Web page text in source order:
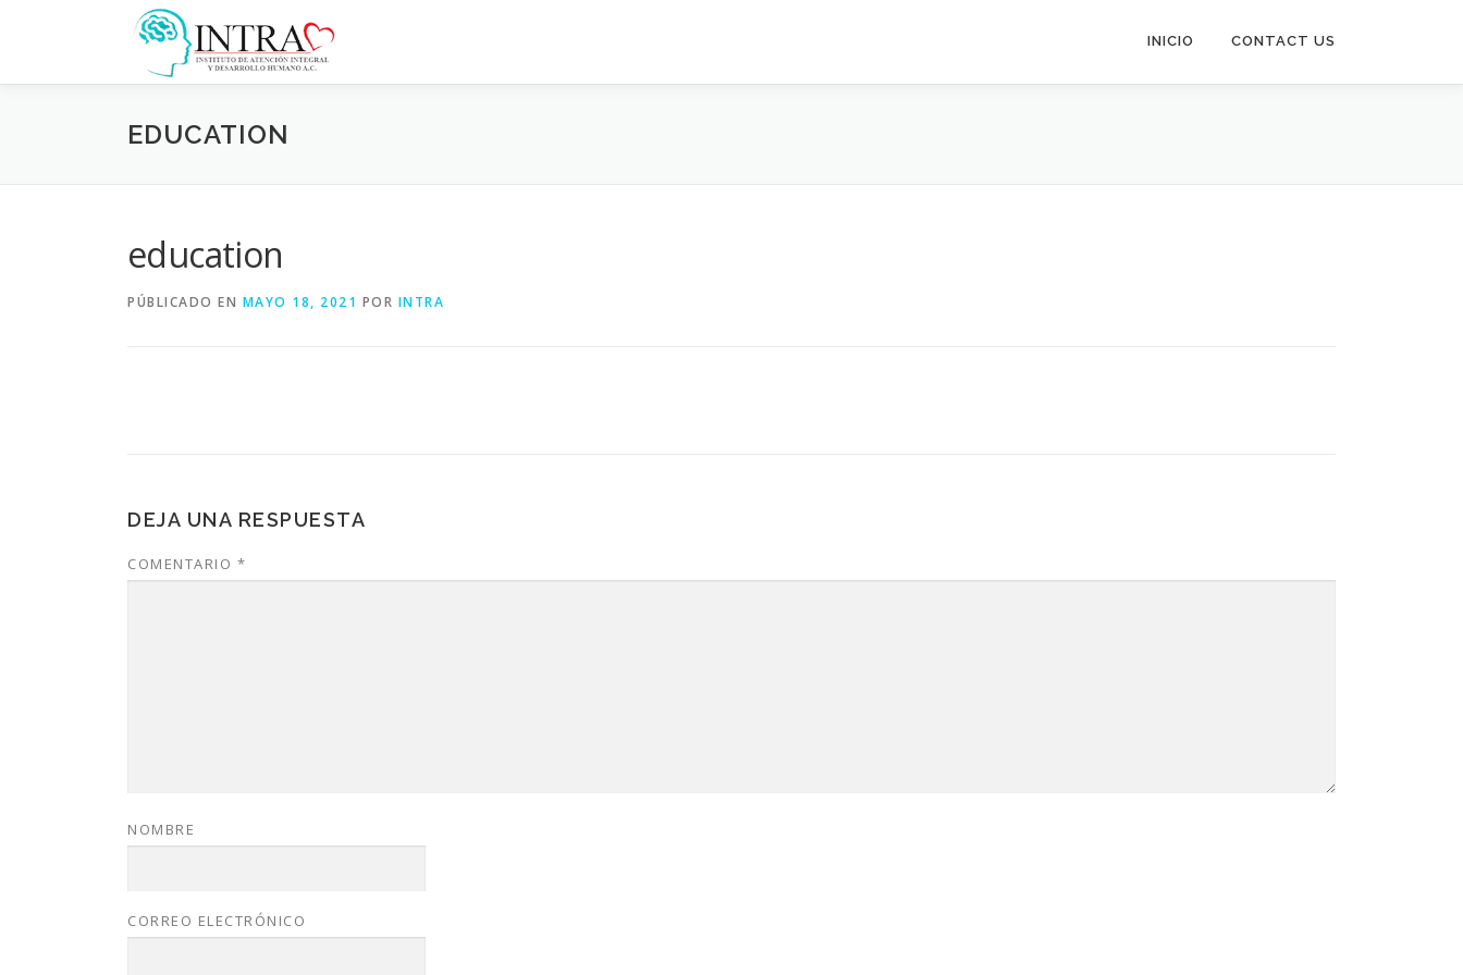
INICIO CONTACT US
EDUCATION
education
PÚBLICADO EN MAYO 18, 2021 POR INTRA
DEJA UNA RESPUESTA
COMENTARIO *
NOMBRE
CORREO ELECTRÓNICO